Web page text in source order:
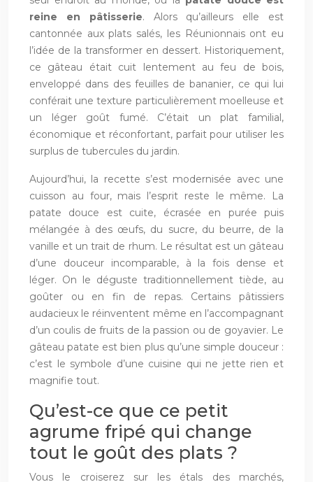
reine en pâtisserie. Alors qu’ailleurs elle est
cantonnée aux plats salés, les Réunionnais ont eu
l’idée de la transformer en dessert. Historiquement,
ce gâteau était cuit lentement au feu de bois,
enveloppé dans des feuilles de bananier, ce qui lui
conférait une texture particulièrement moelleuse et
un léger goût fumé. C’était un plat familial,
économique et réconfortant, parfait pour utiliser les
surplus de tubercules du jardin.
Aujourd’hui, la recette s’est modernisée avec une
cuisson au four, mais l’esprit reste le même. La
patate douce est cuite, écrasée en purée puis
mélangée à des œufs, du sucre, du beurre, de la
vanille et un trait de rhum. Le résultat est un gâteau
d’une douceur incomparable, à la fois dense et
léger. On le déguste traditionnellement tiède, au
goûter ou en fin de repas. Certains pâtissiers
audacieux le réinventent même en l’accompagnant
d’un coulis de fruits de la passion ou de goyavier. Le
gâteau patate est bien plus qu’une simple douceur :
c’est le symbole d’une cuisine qui ne jette rien et
magnifie tout.
Qu’est-ce que ce petit
agrume fripé qui change
tout le goût des plats ?
Vous le croiserez sur les étals des marchés,